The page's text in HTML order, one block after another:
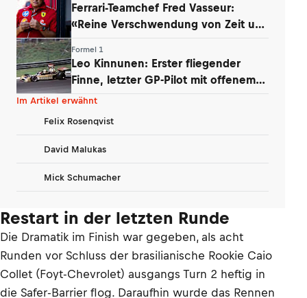
Ferrari-Teamchef Fred Vasseur:
«Reine Verschwendung von Zeit und
Formel 1
Leo Kinnunen: Erster fliegender
Finne, letzter GP-Pilot mit offenem
Helm
Im Artikel erwähnt
Felix Rosenqvist
David Malukas
Mick Schumacher
Restart in der letzten Runde
Die Dramatik im Finish war gegeben, als acht
Runden vor Schluss der brasilianische Rookie Caio
Collet (Foyt-Chevrolet) ausgangs Turn 2 heftig in
die Safer-Barrier flog. Daraufhin wurde das Rennen